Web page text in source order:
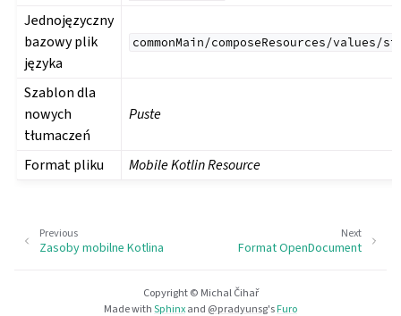
Jednojęzyczny
bazowy plik
języka
commonMain/composeResources/values/
Szablon dla
nowych
tłumaczeń
Puste
Format pliku Mobile Kotlin Resource
Next
Format OpenDocument
Previous
Zasoby mobilne Kotlina
Copyright © Michal Čihař
Made withSphinxand @pradyunsg'sFuro